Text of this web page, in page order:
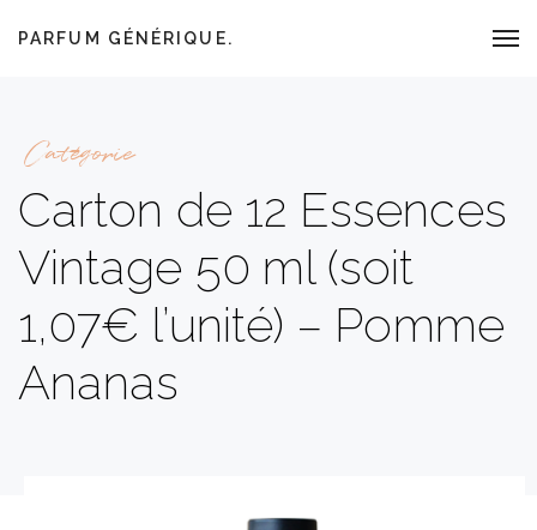
PARFUM GÉNÉRIQUE.
Catégorie
Carton de 12 Essences
Vintage 50 ml (soit
1,07€ l’unité) – Pomme
Ananas